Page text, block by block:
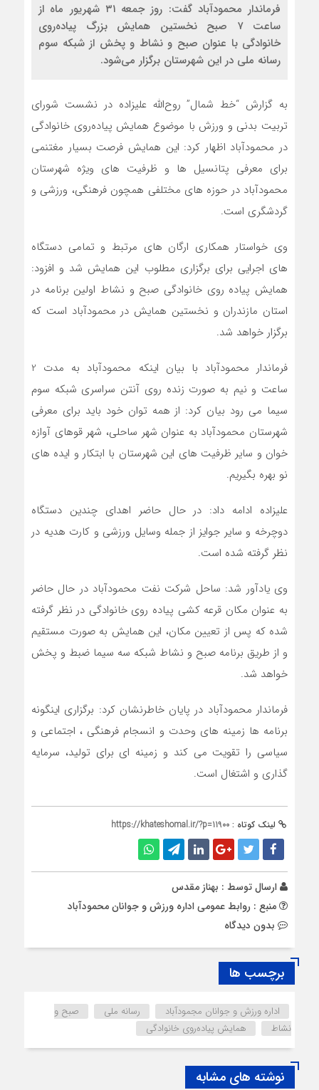
فرماندار محمودآباد گفت: روز جمعه ۳۱ شهریور ماه از
ساعت ۷ صبح نخستين همايش بزرگ پياده‌روي
خانوادگي با عنوان صبح و نشاط و پخش از شبكه سوم
رسانه ملي در این شهرستان برگزار مي‌شود.
به گزارش “خط شمال” روح‌الله علیزاده در نشست شورای
تربیت بدنی و ورزش با موضوع همايش پياده‌روي خانوادگي
در محمودآباد اظهار كرد: اين همايش فرصت بسيار مغتنمي
براي معرفي پتانسيل ها و ظرفيت هاي ويژه شهرستان
محمودآباد در حوزه هاي مختلفي همچون فرهنگي، ورزشي و
گردشگري است.
وي خواستار همكاري ارگان هاي مرتبط و تمامي دستگاه
هاي اجرايي براي برگزاري مطلوب اين همايش شد و افزود:
همايش پياده روي خانوادگي صبح و نشاط اولین برنامه در
استان مازندران و نخستين همايش در محمودآباد است كه
برگزار خواهد شد.
فرماندار محمودآباد با بيان اينكه محمودآباد به مدت 2
ساعت و نيم به صورت زنده روي آنتن سراسري شبكه سوم
سيما مي رود بيان كرد: از همه توان خود بايد براي معرفي
شهرستان محمودآباد به عنوان شهر ساحلی، شهر قوهای آوازه
خوان و ساير ظرفيت هاي اين شهرستان با ابتكار و ايده هاي
نو بهره بگيريم.
علیزاده ادامه داد: در حال حاضر اهداي چندین دستگاه
دوچرخه و ساير جوايز از جمله وسايل ورزشي و‌ کارت هدیه در
نظر گرفته شده است.
وی يادآور شد: ساحل شرکت نفت محمودآباد در حال حاضر
به عنوان مكان قرعه کشی پياده روي خانوادگي در نظر گرفته
شده كه پس از تعيين مكان، اين همايش به صورت مستقيم
و از طريق برنامه صبح و نشاط شبکه سه سیما ضبط و پخش
خواهد شد.
فرماندار محمودآباد در پایان خاطرنشان کرد: برگزاري اينگونه
برنامه ها زمينه هاي وحدت و انسجام فرهنگي ، اجتماعي و
سياسي را تقويت مي كند و زمينه اي براي توليد، سرمايه
گذاري و اشتغال است.
لینک کوتاه : https://khateshomal.ir/?p=11900
ارسال توسط : بهناز مقدس
منبع : روابط عمومی اداره ورزش و جوانان محمودآباد
بدون دیدگاه
برچسب ها
اداره ورزش و جوانان مجمودآباد رسانه ملی
صبح و
نشاط
همايش پياده‌روي خانوادگي
نوشته های مشابه